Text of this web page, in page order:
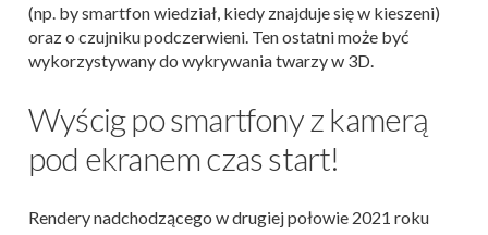
(np. by smartfon wiedział, kiedy znajduje się w kieszeni)
oraz o czujniku podczerwieni. Ten ostatni może być
wykorzystywany do wykrywania twarzy w 3D.
Wyścig po smartfony z kamerą
pod ekranem czas start!
Rendery nadchodzącego w drugiej połowie 2021 roku